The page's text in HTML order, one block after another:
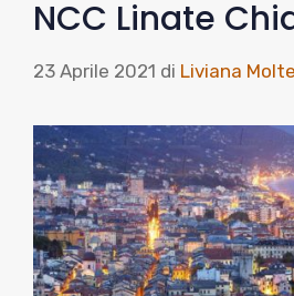
NCC Linate
23 Aprile 2021 di Liviana